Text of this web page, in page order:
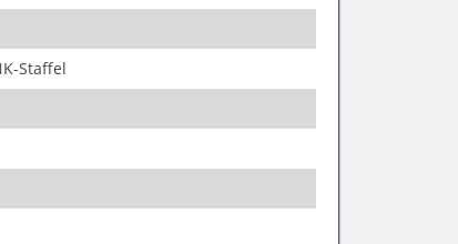
Staffel